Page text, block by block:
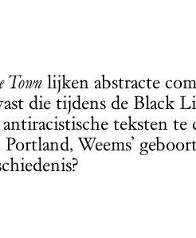
Town lijken abstracte
die tijdens de Black
teksten te
Weems’